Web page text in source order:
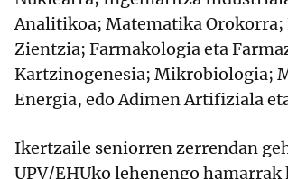
Analitikoa; Matematika
Zientzia; Farmakologia eta
Kartzinogenesia; Mikrobiologia;
Energia, edo Adimen Artifiziala
Ikertzaile seniorren zerrendan
UPV/EHUko lehenengo